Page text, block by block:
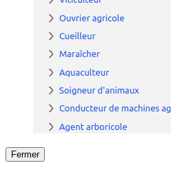
Fermer